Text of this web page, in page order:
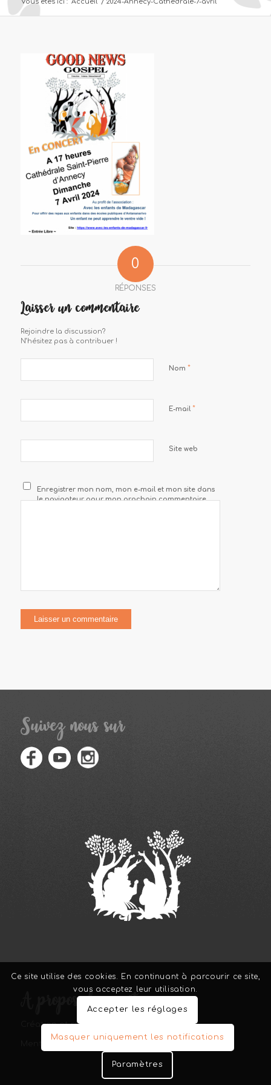
0
RÉPONSES
Laisser un commentaire
Rejoindre la discussion?
N’hésitez pas à contribuer !
Nom *
E-mail *
Site web
Enregistrer mon nom, mon e-mail et mon site dans
le navigateur pour mon prochain commentaire.
Suivez nous sur
A propos de ce site
Création et réalisation : GO.Graph Création
Mentions légales
Ce site utilise des cookies. En continuant à parcourir ce site,
vous acceptez leur utilisation.
Accepter les réglages
Masquer uniquement les notifications
Paramètres